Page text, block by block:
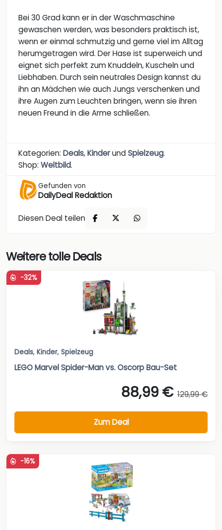
Bei 30 Grad kann er in der Waschmaschine
gewaschen werden, was besonders praktisch ist,
wenn er einmal schmutzig und gerne viel im Alltag
herumgetragen wird. Der Hase ist superweich und
eignet sich perfekt zum Knuddeln, Kuscheln und
Liebhaben. Durch sein neutrales Design kannst du
ihn an Mädchen wie auch Jungs verschenken und
ihre Augen zum Leuchten bringen, wenn sie ihren
neuen Freund in die Arme schließen.
Kategorien: Deals,KinderundSpielzeug.
Shop: Weltbild.
Gefunden von
DailyDeal Redaktion
Diesen Deal teilen
Weitere tolle Deals
-32%
Deals, Kinder, Spielzeug
LEGO Marvel Spider-Man vs. Oscorp Bau-Set
88,99 € 129,99 €
Zum Deal
-16%